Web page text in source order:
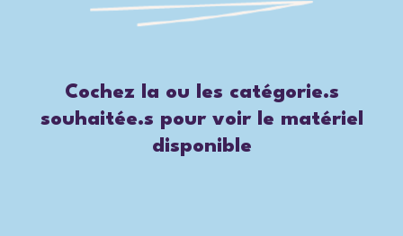
Cochez la ou les catégorie.s
souhaitée.s pour voir le matériel
disponible